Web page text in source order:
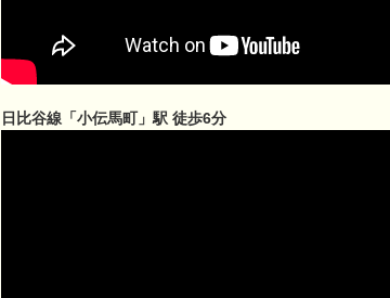
日比谷線「小伝馬町」駅 徒歩6分